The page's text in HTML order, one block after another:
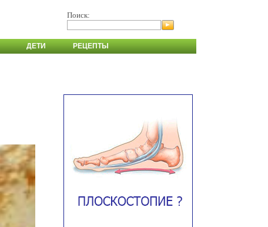
Поиск:
ДЕТИ РЕЦЕПТЫ